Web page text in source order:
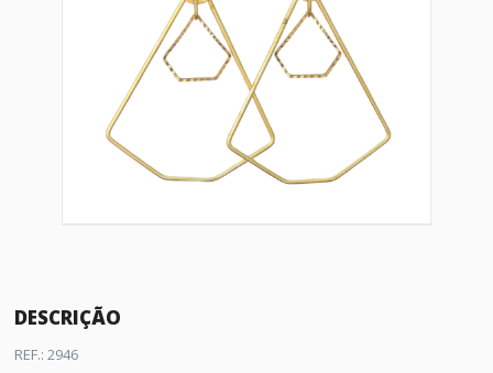
DESCRIÇÃO
REF.: 2946